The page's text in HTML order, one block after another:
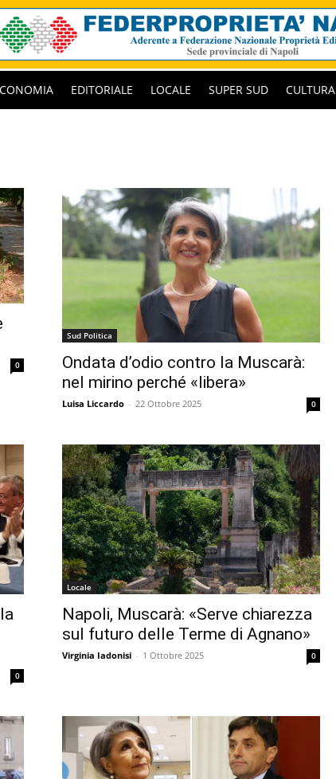
EDITORIALE LOCALE SUPER SUD CULTURA
0
Sud Politica
Ondata d’odio contro la Muscarà:
nel mirino perché «libera»
Luisa Liccardo - 22 Ottobre 2025 0
0
Locale
Napoli, Muscarà: «Serve chiarezza
sul futuro delle Terme di Agnano»
Virginia Iadonisi - 1 Ottobre 2025 0